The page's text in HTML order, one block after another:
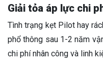
Giải tỏa áp lực chi
Tình trạng kẹt Pilot hay
phổ thông sau 1-2 năm
chi phí nhân công và linh